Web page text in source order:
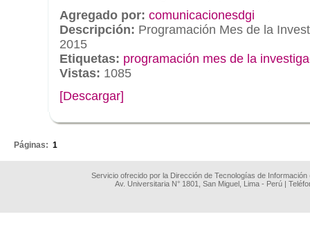
Agregado por: comunicacionesdgi
Descripción: Programación Mes de la
2015
Etiquetas: programación mes de la
Vistas: 1085
[Descargar]
Páginas: 1
Servicio ofrecido por la Dirección de Tecnologías de
Av. Universitaria N° 1801, San Miguel, Lima - Perú |